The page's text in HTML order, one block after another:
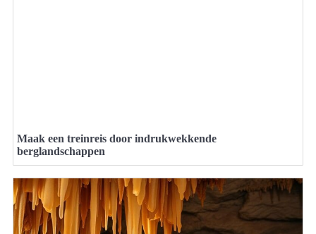
Maak een treinreis door indrukwekkende
berglandschappen